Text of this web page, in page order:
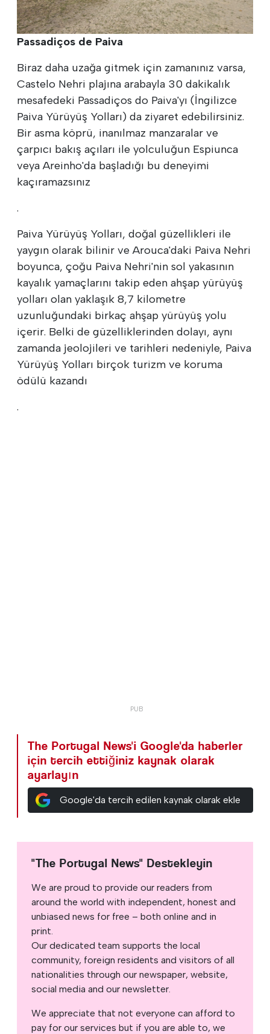
Passadiços de Paiva
Biraz daha uzağa gitmek için zamanınız varsa,
Castelo Nehri plajına arabayla 30 dakikalık
mesafedeki Passadiços do Paiva'yı (İngilizce
Paiva Yürüyüş Yolları) da ziyaret edebilirsiniz.
Bir asma köprü, inanılmaz manzaralar ve
çarpıcı bakış açıları ile yolculuğun Espiunca
veya Areinho'da başladığı bu deneyimi
kaçıramazsınız
.
Paiva Yürüyüş Yolları, doğal güzellikleri ile
yaygın olarak bilinir ve Arouca'daki Paiva Nehri
boyunca, çoğu Paiva Nehri'nin sol yakasının
kayalık yamaçlarını takip eden ahşap yürüyüş
yolları olan yaklaşık 8,7 kilometre
uzunluğundaki birkaç ahşap yürüyüş yolu
içerir. Belki de güzelliklerinden dolayı, aynı
zamanda jeolojileri ve tarihleri nedeniyle, Paiva
Yürüyüş Yolları birçok turizm ve koruma
ödülü kazandı
.
The Portugal News'i Google'da haberler
için tercih ettiğiniz kaynak olarak
ayarlayın
Google'da tercih edilen kaynak olarak ekle
"The Portugal News" Destekleyin
We are proud to provide our readers from
around the world with independent, honest and
unbiased news for free – both online and in
print.
Our dedicated team supports the local
community, foreign residents and visitors of all
nationalities through our newspaper, website,
social media and our newsletter.
We appreciate that not everyone can afford to
pay for our services but if you are able to, we